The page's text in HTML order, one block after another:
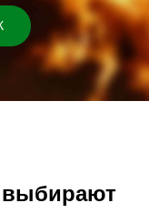
выбирают